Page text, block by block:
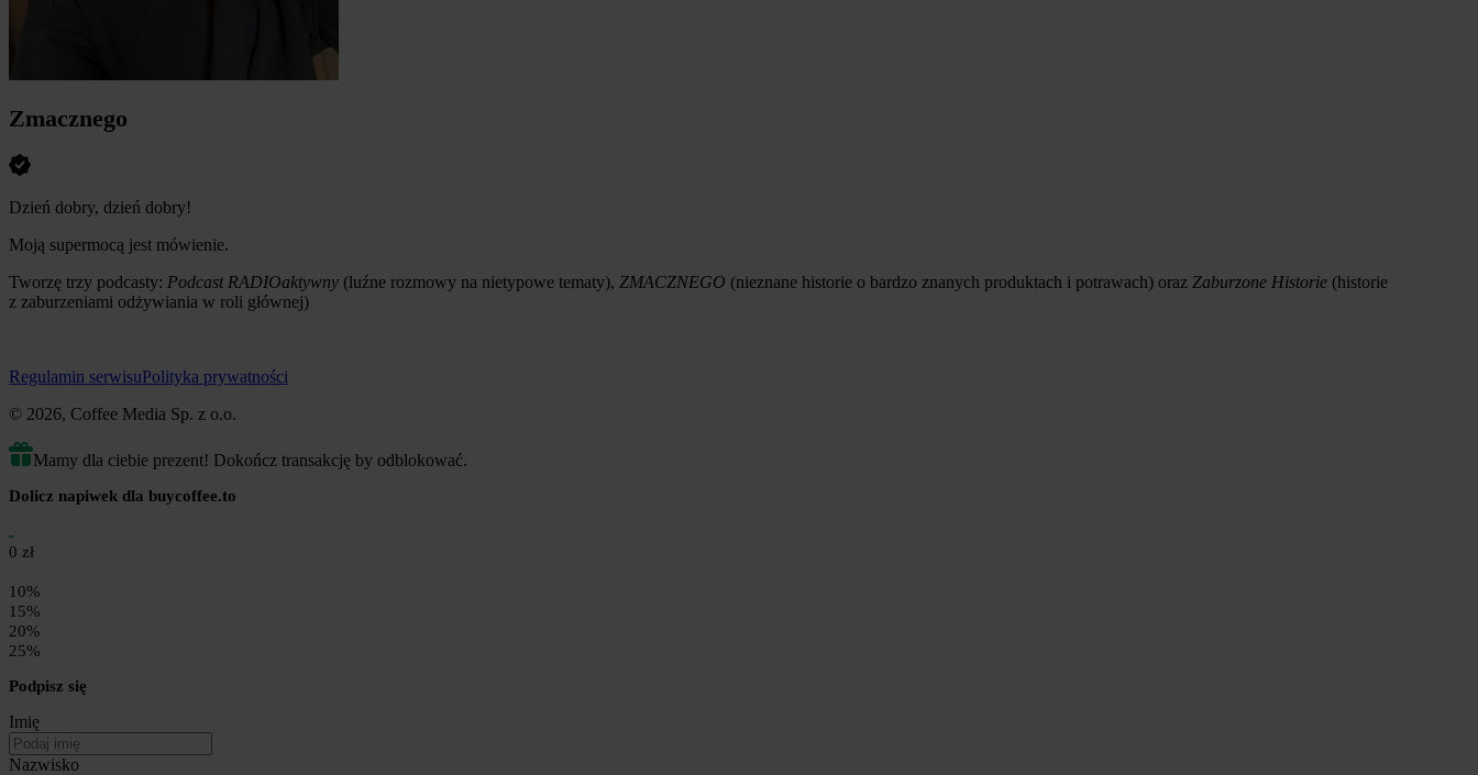
Zmacznego
Dzień dobry, dzień dobry!
Moją supermocą jest mówienie.
Tworzę trzy podcasty: Podcast RADIOaktywny (luźne rozmowy na nietypowe tematy), ZMACZNEGO (nieznane historie o bardzo znanych produktach i potrawach) oraz Zaburzone Historie (historie
z zaburzeniami odżywiania w roli głównej)
Regulamin serwisuPolityka prywatności
© 2026, Coffee Media Sp. z o.o.
Mamy dla ciebie prezent! Dokończ transakcję by odblokować.
Dolicz napiwek dla buycoffee.to
0 zł
10%
15%
20%
25%
Podpisz się
Imię
Nazwisko